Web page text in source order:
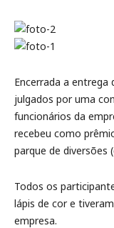
Encerrada a
julgados por uma
funcionários da
recebeu como
parque de diversões
Todos os
lápis de cor e
empresa.